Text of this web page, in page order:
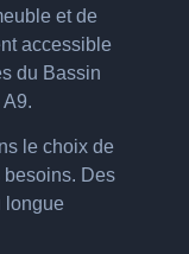
et de
accessible
du Bassin
le choix de
besoins. Des
longue